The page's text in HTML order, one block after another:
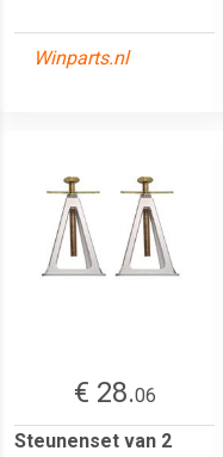
Winparts.nl
€ 28.06
Steunenset van 2